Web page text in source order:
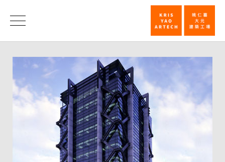
第
廿
屆
台
灣
建
築
榮